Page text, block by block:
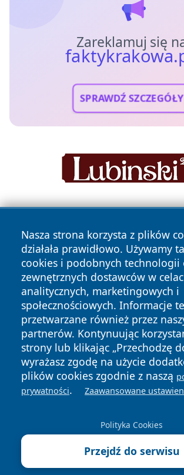
Zareklamuj się
SPRAWDŹ SZCZEGÓŁY
Nasza strona korzysta z plików
działała prawidłowo. Używamy
cookies i podobnych technologii
zewnętrznych dostawców w
analitycznych, marketingowych i
społecznościowych. Informacje
przetwarzane również przez
partnerów. Kontynuując
strony lub klikając „Przechodzę
wyrażasz zgodę na użycie
plików cookies zgodnie z naszą
prywatności. Zaawansowane
Polityka Cookies
Przejdź do serwisu
Copyright © 2026 faktykrakowa.pl Wszystkie
zastrzeżone.
News Autorzy
Polityka
Prywatności